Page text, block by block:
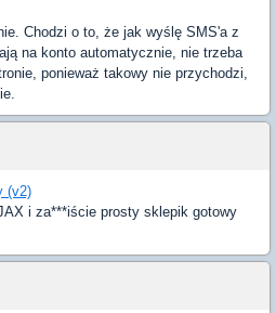
Chodzi o to, że jak wyślę SMS'a z
na konto automatycznie, nie trzeba
ponieważ takowy nie przychodzi,
(v2)
i za***iście prosty sklepik gotowy